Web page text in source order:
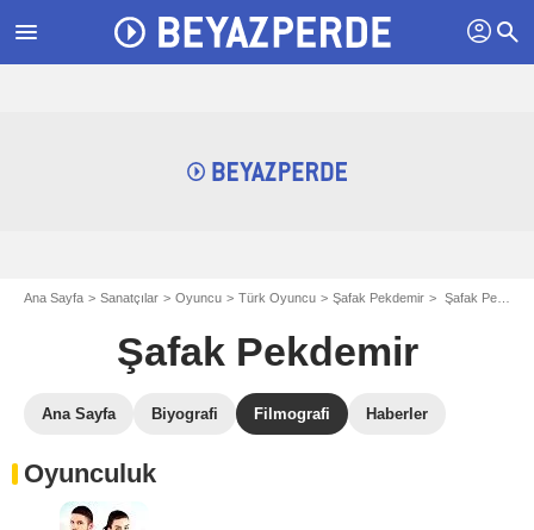
menu profil search
Ana Sayfa Sanatçılar Oyuncu Türk Oyuncu Şafak Pekdemir Şafak Pekdemir filmografi
Şafak Pekdemir
Ana Sayfa Biyografi Filmografi Haberler
Oyunculuk